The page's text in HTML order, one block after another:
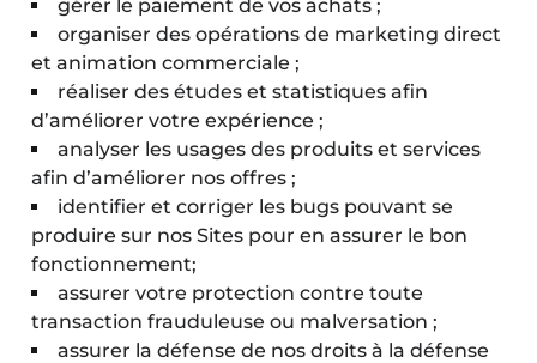
gérer le paiement de vos achats ;
organiser des opérations de marketing direct
et animation commerciale ;
réaliser des études et statistiques afin
d’améliorer votre expérience ;
analyser les usages des produits et services
afin d’améliorer nos offres ;
identifier et corriger les bugs pouvant se
produire sur nos Sites pour en assurer le bon
fonctionnement;
assurer votre protection contre toute
transaction frauduleuse ou malversation ;
assurer la défense de nos droits à la défense